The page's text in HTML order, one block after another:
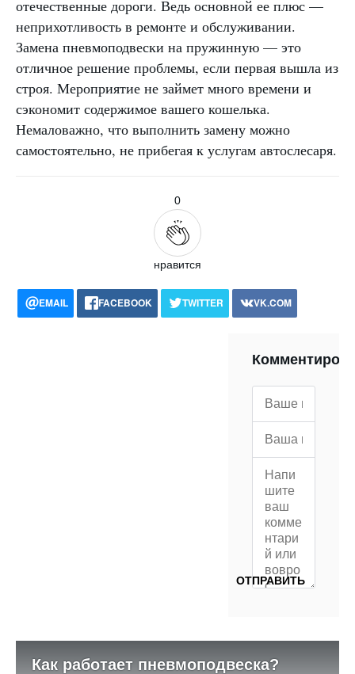
отечественные дороги. Ведь основной ее плюс —
неприхотливость в ремонте и обслуживании.
Замена пневмоподвески на пружинную — это
отличное решение проблемы, если первая вышла из
строя. Мероприятие не займет много времени и
сэкономит содержимое вашего кошелька.
Немаловажно, что выполнить замену можно
самостоятельно, не прибегая к услугам автослесаря.
0
нравится
EMAIL FACEBOOK TWITTER
VK.COM
Как работает пневмоподвеска?